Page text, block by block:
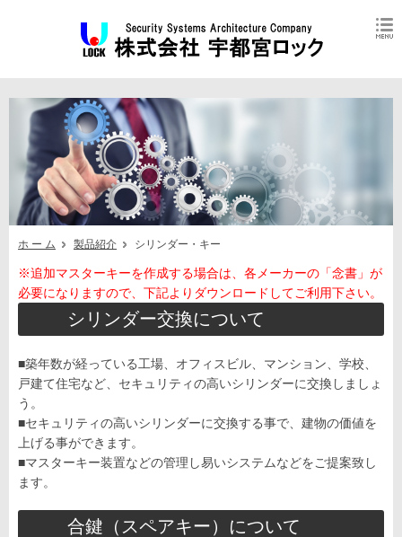
ホ ー ム 製品紹介 シリンダー・キー
※追加マスターキーを作成する場合は、各メーカーの「念書」が
必要になりますので、下記よりダウンロードしてご利用下さい。
シリンダー交換について
■築年数が経っている工場、オフィスビル、マンション、学校、
戸建て住宅など、セキュリティの高いシリンダーに交換しましょ
う。
■セキュリティの高いシリンダーに交換する事で、建物の価値を
上げる事ができます。
■マスターキー装置などの管理し易いシステムなどをご提案致し
ます。
合鍵（スペアキー）について